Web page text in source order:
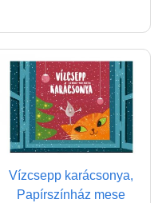
Vízcsepp karácsonya,
Papírszínház mese